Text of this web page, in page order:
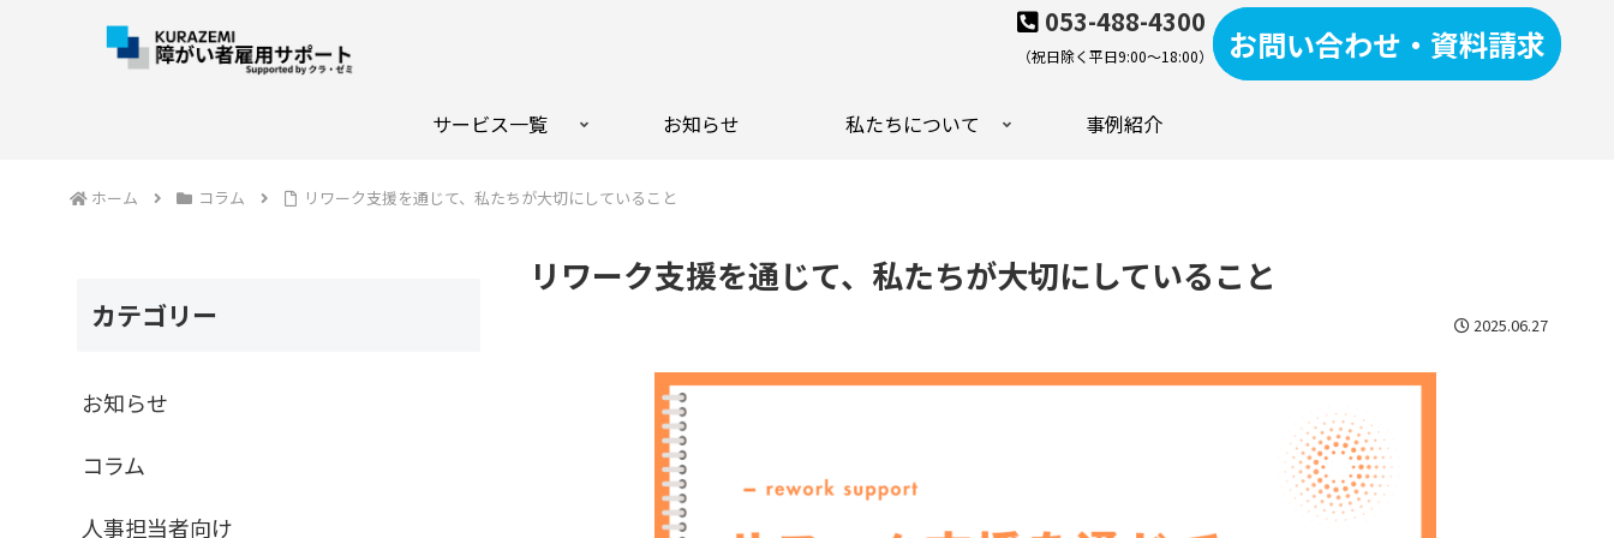
053-488-4300
（祝日除く平日9:00～18:00） お問い合わせ・資料請求
サービス一覧 お知らせ 私たちについて 事例紹介
ホーム コラム リワーク支援を通じて、私たちが大切にしていること
リワーク支援を通じて、私たちが大切にしていること
2025.06.27
カテゴリー
お知らせ
コラム
人事担当者向け